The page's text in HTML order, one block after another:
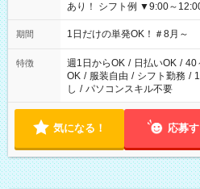
あり！ シフト例 ▼9:00～
▼18:00～21:00
期間 1日だけの単発OK！＃8月～
特徴 週1日からOK / 日払いOK / 40
OK / 服装自由 / シフト勤務 /
し / パソコンスキル不要
気になる！ 応募